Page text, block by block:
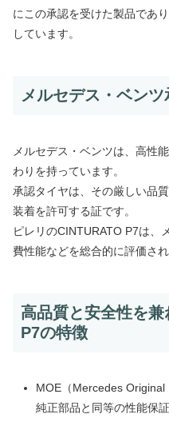
にこの承認を受けた製品であ
しています。
メルセデス・ベン
メルセデス・ベンツは、高性
わりを持っています。
承認タイヤは、その厳しい品
装着を許可する証です。
ピレリのCINTURATO P7は、
費性能などを総合的に評価さ
高品質と安全性を
P7の特徴
MOE（Mercedes Original
純正部品と同等の性能保証